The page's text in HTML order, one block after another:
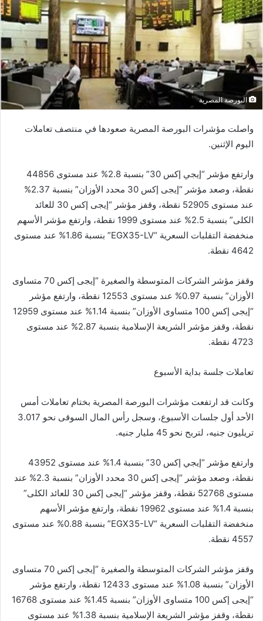
البورصة المصرية
واصلت مؤشرات البورصة المصرية صعودها في منتصف تعاملات
اليوم الإثنين.
وارتفع مؤشر “إيجي إكس 30” بنسبة 2.8% عند مستوى 44856
نقطة، وصعد مؤشر “إيجى إكس 30 محدد الأوزان” بنسبة 2.37%
عند مستوى 52905 نقطة، وقفز مؤشر “إيجى إكس 30 للعائد
الكلى” بنسبة 2.5% عند مستوى 1999 نقطة، وارتفع مؤشر الأسهم
منخفضة التقلبات السعرية “EGX35-LV” بنسبة 1.86% عند مستوى
4642 نقطة.
وقفز مؤشر الشركات المتوسطة والصغيرة “إيجى إكس 70 متساوى
الأوزان” بنسبة 0.97% عند مستوى 12553 نقطة، وارتفع مؤشر
“إيجى إكس 100 متساوى الأوزان” بنسبة 1.14% عند مستوى 12959
نقطة، وقفز مؤشر الشريعة الإسلامية بنسبة 2.87% عند مستوى
4723 نقطة.
تعاملات جلسة بداية الأسبوع
وكانت قد ارتفعت مؤشرات البورصة المصرية بختام تعاملات أمس
الأحد أول جلسات الأسبوع، وسجل رأس المال السوقى نحو 3.017
تريليون جنيه، لتربح نحو 45 مليار جنيه.
وارتفع مؤشر “إيجي إكس 30” بنسبة 1.4% عند مستوى 43952
نقطة، وصعد مؤشر “إيجى إكس 30 محدد الأوزان” بنسبة 2.3% عند
مستوى 52768 نقطة، وقفز مؤشر “إيجى إكس 30 للعائد الكلى”
بنسبة 1.4% عند مستوى 19962 نقطة، وارتفع مؤشر الأسهم
منخفضة التقلبات السعرية “EGX35-LV” بنسبة 0.88% عند مستوى
4557 نقطة.
وقفز مؤشر الشركات المتوسطة والصغيرة “إيجى إكس 70 متساوى
الأوزان” بنسبة 1.08% عند مستوى 12433 نقطة، وارتفع مؤشر
“إيجى إكس 100 متساوى الأوزان” بنسبة 1.45% عند مستوى 16768
نقطة، وقفز مؤشر الشريعة الإسلامية بنسبة 1.38% عند مستوى